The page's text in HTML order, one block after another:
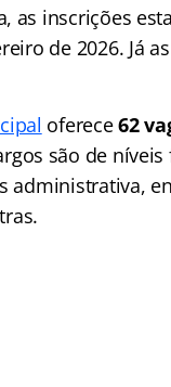
as inscrições
de 2026. Já
oferece62
são de
administrativa,